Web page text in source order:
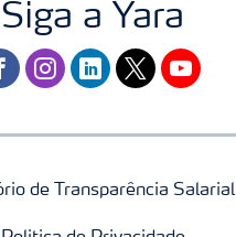
Siga a Yara
instagram
linkedintwitteryoutube
de Transparência Salarial